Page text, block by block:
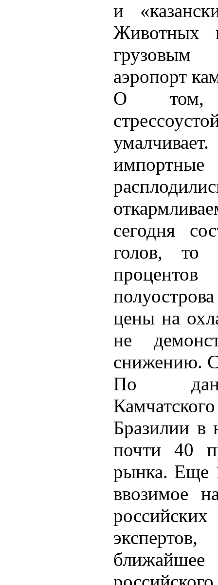
и
Животных
аэропорт
О
сегодня
голов, то
цены на
не
снижению.
По
Бразилии в
почти 40
рынка. Еще
ввозимое